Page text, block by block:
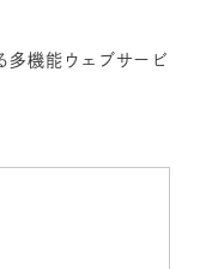
多機能ウェブサービ